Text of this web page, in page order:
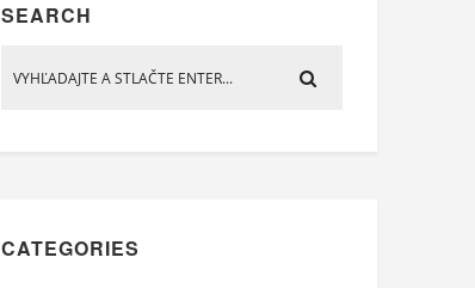
SEARCH
CATEGORIES